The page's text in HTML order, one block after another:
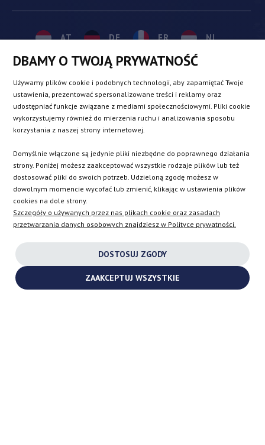
AT
CZ
DE
ES
FR
IT
NL
SE
SK
FACEBOOK
DBAMY O TWOJĄ PRYWATNOŚĆ
Używamy plików cookie i podobnych technologii, aby zapamiętać Twoje
ustawienia, prezentować spersonalizowane treści i reklamy oraz
udostępniać funkcje związane z mediami społecznościowymi. Pliki cookie
wykorzystujemy również do mierzenia ruchu i analizowania sposobu
korzystania z naszej strony internetowej.
Domyślnie włączone są jedynie pliki niezbędne do poprawnego działania
strony. Poniżej możesz zaakceptować wszystkie rodzaje plików lub też
dostosować pliki do swoich potrzeb. Udzieloną zgodę możesz w
dowolnym momencie wycofać lub zmienić, klikając w ustawienia plików
cookies na dole strony.
Szczegóły o używanych przez nas plikach cookie oraz zasadach
przetwarzania danych osobowych znajdziesz w Polityce prywatności.
DOSTOSUJ ZGODY
ZAAKCEPTUJ WSZYSTKIE